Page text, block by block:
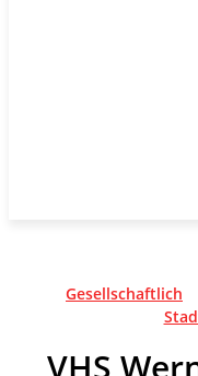
Gesellschaftlich
VHS